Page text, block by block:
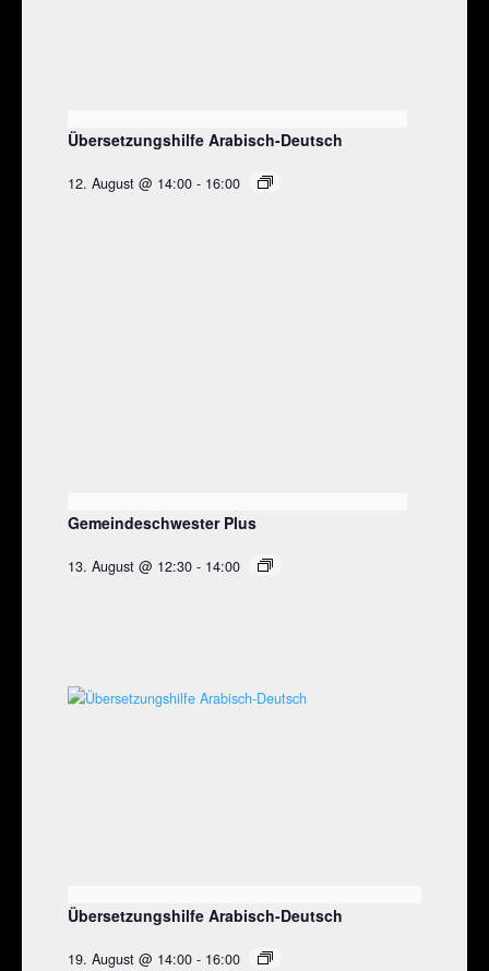
Übersetzungshilfe Arabisch-Deutsch
12. August @ 14:00 - 16:00
Gemeindeschwester Plus
13. August @ 12:30 - 14:00
Übersetzungshilfe Arabisch-Deutsch
19. August @ 14:00 - 16:00